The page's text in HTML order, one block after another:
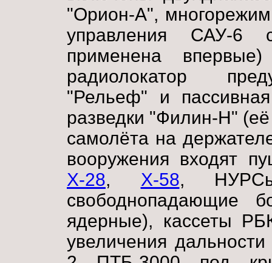
"Орион-А",
управления САУ-
применена
радиолокатор
"Рельеф" и
разведки "Филин-Н"
самолёта на
вооружения входят
Х-28, Х-58,
свободнопадающие
ядерные), кассеты
увеличения